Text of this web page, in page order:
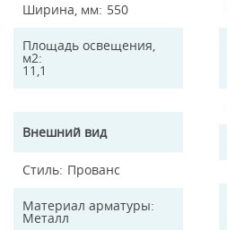
Ширина, мм 550
Площадь освещения,
м2
11,1
Внешний вид
Стиль Прованс
Материал арматуры
Металл